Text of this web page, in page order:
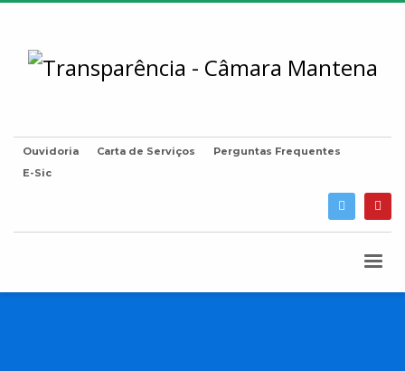
Ouvidoria Carta de Serviços
Perguntas Frequentes
E-Sic